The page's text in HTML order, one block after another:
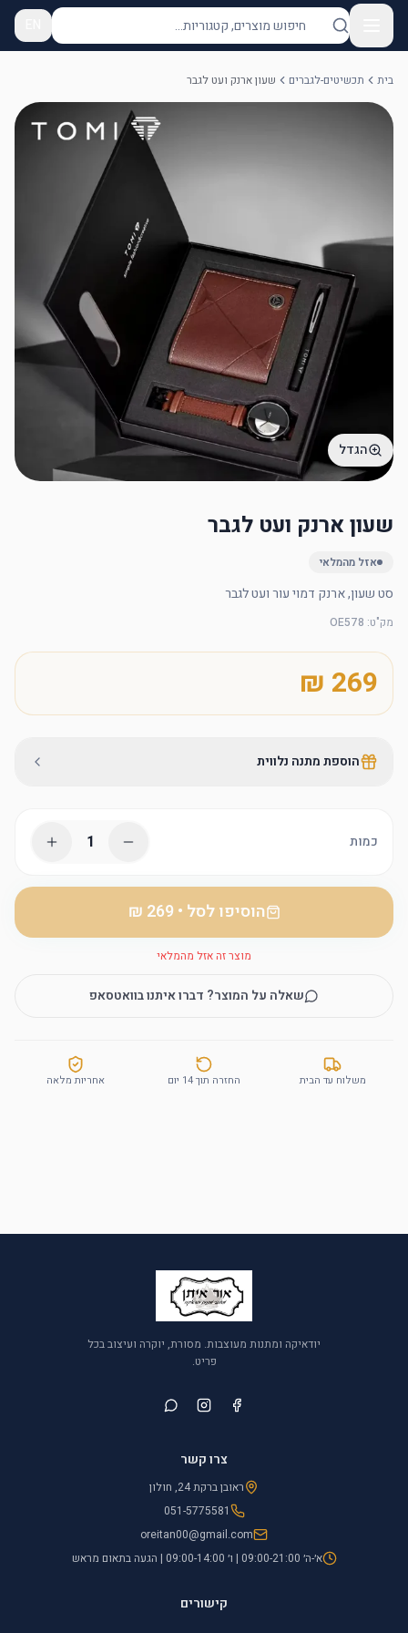
בית תכשיטים-לגברים שעון ארנק ועט לגבר
הגדל
שעון ארנק ועט לגבר
אזל מהמלאי
סט שעון, ארנק דמוי עור ועט לגבר
מק"ט:
OE578
הוספת מתנה נלווית
כמות 1
הוסיפו לסל •
‏269 ₪
מוצר זה אזל מהמלאי
שאלה על המוצר? דברו איתנו בוואטסאפ
משלוח עד הבית החזרה תוך 14 יום אחריות מלאה
יודאיקה ומתנות מעוצבות. מסורת, יוקרה ועיצוב בכל
פריט.
צרו קשר
ראובן ברקת 24, חולון
051-5775581
oreitan00@gmail.com
א׳-ה׳ 09:00-21:00 | ו׳ 09:00-14:00 | הגעה בתאום מראש
קישורים